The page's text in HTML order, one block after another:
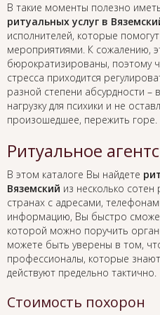
В такие моменты полезно
ритуальных услуг в
исполнителей, которые
мероприятиями. К сожалению,
бюрократизированы, поэтому
стресса приходится
разной степени абсурдности –
нагрузку для психики и не
произошедшее, пережить горе.
Ритуальное
В этом каталоге Вы найдете
Вяземский из несколько сотен
странах с адресами,
информацию, Вы быстро
которой можно поручить
можете быть уверены в том,
профессионалы, которые
действуют предельно тактично.
Стоимость похорон